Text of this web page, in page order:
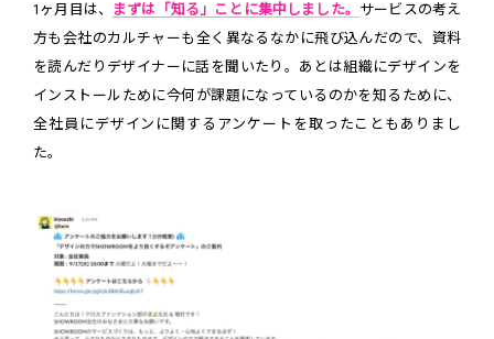
1ヶ月目は、 まずは「知る」ことに集中しました。 サービスの考え
方も会社のカルチャーも全く異なるなかに飛び込んだので、資料
を読んだりデザイナーに話を聞いたり。あとは組織にデザインを
インストールために今何が課題になっているのかを知るために、
全社員にデザインに関するアンケートを取ったこともありまし
た。